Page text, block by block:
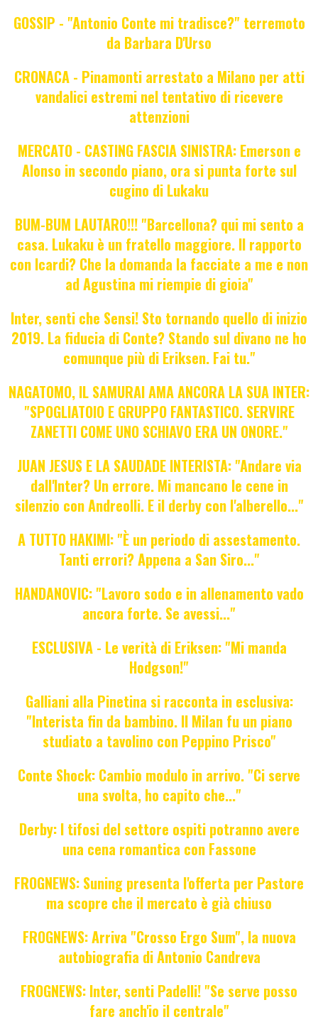
GOSSIP - "Antonio Conte mi tradisce?" terremoto
da Barbara D'Urso
CRONACA - Pinamonti arrestato a Milano per atti
vandalici estremi nel tentativo di ricevere
attenzioni
MERCATO - CASTING FASCIA SINISTRA: Emerson e
Alonso in secondo piano, ora si punta forte sul
cugino di Lukaku
BUM-BUM LAUTARO!!! "Barcellona? qui mi sento a
casa. Lukaku è un fratello maggiore. Il rapporto
con Icardi? Che la domanda la facciate a me e non
ad Agustina mi riempie di gioia"
Inter, senti che Sensi! Sto tornando quello di inizio
2019. La fiducia di Conte? Stando sul divano ne ho
comunque più di Eriksen. Fai tu."
NAGATOMO, IL SAMURAI AMA ANCORA LA SUA INTER:
"SPOGLIATOIO E GRUPPO FANTASTICO. SERVIRE
ZANETTI COME UNO SCHIAVO ERA UN ONORE."
JUAN JESUS E LA SAUDADE INTERISTA: "Andare via
dall'Inter? Un errore. Mi mancano le cene in
silenzio con Andreolli. E il derby con l'alberello..."
A TUTTO HAKIMI: "È un periodo di assestamento.
Tanti errori? Appena a San Siro..."
HANDANOVIC: "Lavoro sodo e in allenamento vado
ancora forte. Se avessi..."
ESCLUSIVA - Le verità di Eriksen: "Mi manda
Hodgson!"
Galliani alla Pinetina si racconta in esclusiva:
"Interista fin da bambino. Il Milan fu un piano
studiato a tavolino con Peppino Prisco"
Conte Shock: Cambio modulo in arrivo. "Ci serve
una svolta, ho capito che..."
Derby: I tifosi del settore ospiti potranno avere
una cena romantica con Fassone
FROGNEWS: Suning presenta l'offerta per Pastore
ma scopre che il mercato è già chiuso
FROGNEWS: Arriva "Crosso Ergo Sum", la nuova
autobiografia di Antonio Candreva
FROGNEWS: Inter, senti Padelli! "Se serve posso
fare anch'io il centrale"